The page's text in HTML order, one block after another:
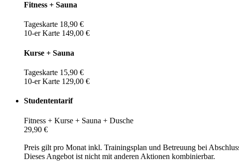
Fitness + Sauna
Tageskarte 18,90 €
10-er Karte 149,00 €
Kurse + Sauna
Tageskarte 15,90 €
10-er Karte 129,00 €
Studententarif
Fitness + Kurse + Sauna + Dusche
29,90 €
Preis gilt pro Monat inkl. Trainingsplan und Betreuung bei
Dieses Angebot ist nicht mit anderen Aktionen kombinierbar.